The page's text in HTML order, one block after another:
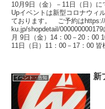
10月9日（金）－11日（日）
Upイベントは新型コロナウィ
ております。 ご予約は
ku.jp/shopdetail/
月 9日（金）14：00－20：00
11日（日）11：00－17：00 皆
イベント・告知 新